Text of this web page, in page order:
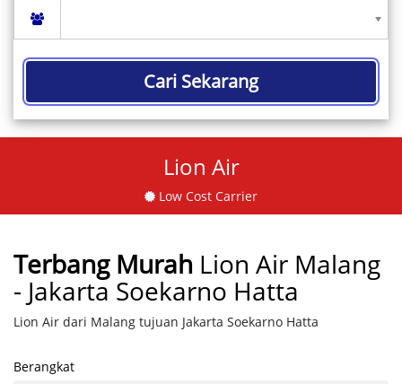
Cari Sekarang
Lion Air
Low Cost Carrier
Terbang Murah Lion Air Malang
- Jakarta Soekarno Hatta
Lion Air dari Malang tujuan Jakarta Soekarno Hatta
Berangkat